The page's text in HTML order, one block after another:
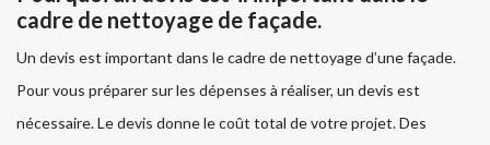
cadre de nettoyage de façade.
Un devis est important dans le cadre de nettoyage d’une façade.
Pour vous préparer sur les dépenses à réaliser, un devis est
nécessaire. Le devis donne le coût total de votre projet. Des